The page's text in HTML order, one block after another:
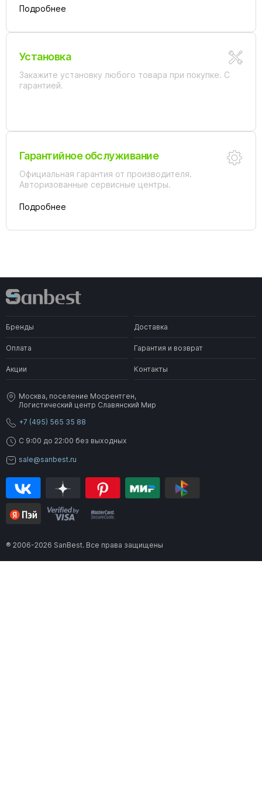
Подробнее
Установка
Закажите установку любого товара при покупке. С
гарантией.
Гарантийное обслуживание
Официальная гарантия от производителя.
Авторизованные сервисные центры.
Подробнее
Бренды Доставка
Оплата Гарантия и возврат
Акции Контакты
Москва, поселение Мосрентген,
Логистический центр Славянский Мир
+7 (495) 565 35 88
C 9:00 до 22:00 без выходных
sale@sanbest.ru
® 2006-2026 SanBest. Все права защищены